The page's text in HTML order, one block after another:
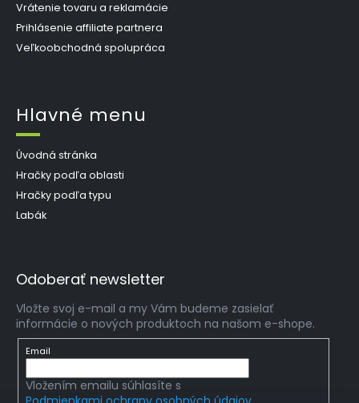
Vrátenie tovaru a reklamácie
Prihlásenie affiliate partnera
Veľkoobchodná spolupráca
Hlavné menu
Úvodná stránka
Hračky podľa oblasti
Hračky podľa typu
Labák
Odoberať newsletter
Vložte svoj e-mail a my Vám budeme zasielať
informácie o nových produktoch na našom e-shope.
Email
Vložením emailu súhlasíte s